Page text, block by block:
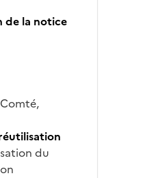
de la notice
du